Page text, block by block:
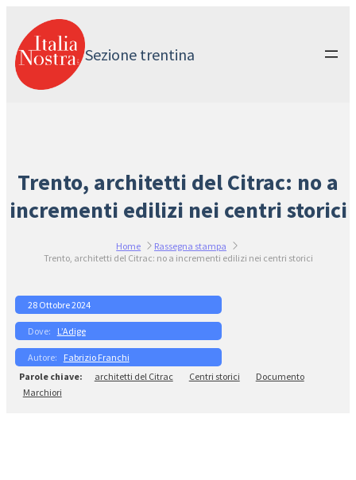
contenuto
Sezione trentina
Trento, architetti del Citrac: no a
incrementi edilizi nei centri storici
Home
Rassegna stampa
Trento, architetti del Citrac: no a incrementi edilizi nei centri storici
28 Ottobre 2024
L’Adige
Fabrizio Franchi
architetti del Citrac
Centri storici
Documento
Marchiori